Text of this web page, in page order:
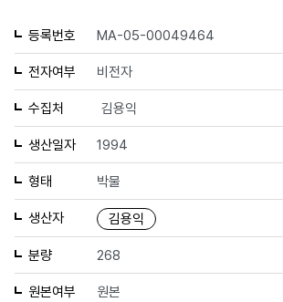
등록번호 MA-05-00049464
전자여부 비전자
수집처 김용익
생산일자 1994
형태 박물
생산자 김용익
분량 268
원본여부 원본